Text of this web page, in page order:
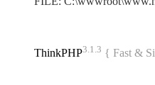
ThinkPHP3.1.3 { Fast &